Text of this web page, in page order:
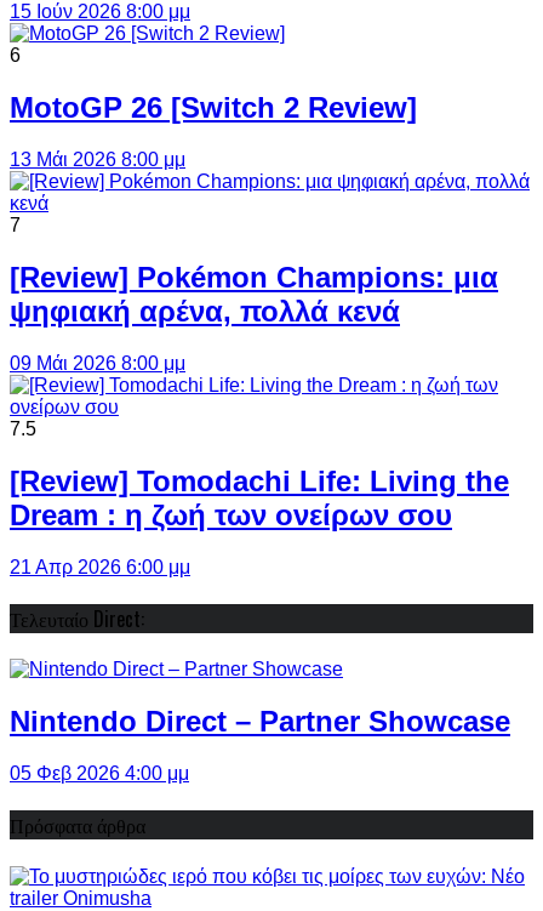
15 Ιούν 2026 8:00 μμ
6
MotoGP 26 [Switch 2 Review]
13 Μάι 2026 8:00 μμ
7
[Review] Pokémon Champions: μια
ψηφιακή αρένα, πολλά κενά
09 Μάι 2026 8:00 μμ
7.5
[Review] Tomodachi Life: Living the
Dream : η ζωή των ονείρων σου
21 Απρ 2026 6:00 μμ
Τελευταίο Direct:
Nintendo Direct – Partner Showcase
05 Φεβ 2026 4:00 μμ
Πρόσφατα άρθρα